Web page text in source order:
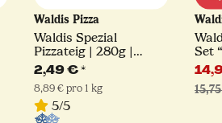
Waldis Pizza
Waldis Spezial
Pizzateig | 280g |
tiefgefroren
2,49 €*
8,89 € pro 1 kg
5/5
Set